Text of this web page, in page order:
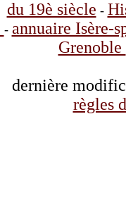
du 19è siècle -
- annuaire Isère-
Grenoble
dernière
règles